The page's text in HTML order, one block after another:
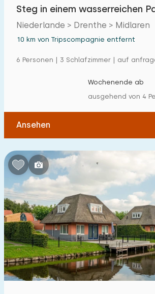
Steg in einem wasserreichen
Drenthe
Niederlande > Drenthe > Midlaren
10 km von Tripscompagnie entfernt
6 Personen | 3 Schlafzimmer | auf
Wochenende ab
ausgehend von 4
Ansehen